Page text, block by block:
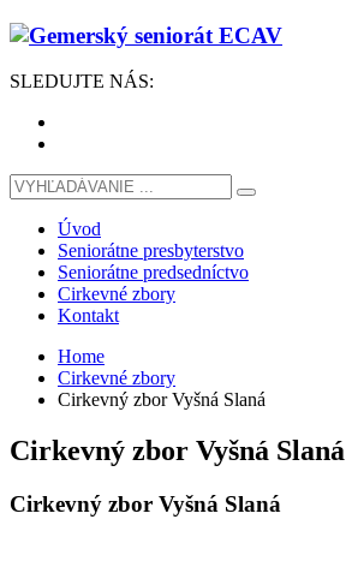
SLEDUJTE NÁS:
Úvod
Seniorátne presbyterstvo
Seniorátne predsedníctvo
Cirkevné zbory
Kontakt
Home
Cirkevné zbory
Cirkevný zbor Vyšná Slaná
Cirkevný zbor Vyšná Slaná
Cirkevný zbor Vyšná Slaná